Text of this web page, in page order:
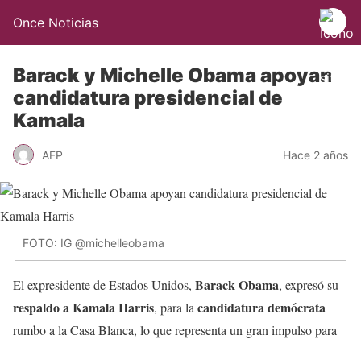
Once Noticias
Barack y Michelle Obama apoyan
candidatura presidencial de
Kamala
AFP Hace 2 años
FOTO: IG @michelleobama
El expresidente de Estados Unidos, Barack Obama, expresó su
respaldo a Kamala Harris, para la candidatura demócrata
rumbo a la Casa Blanca, lo que representa un gran impulso para